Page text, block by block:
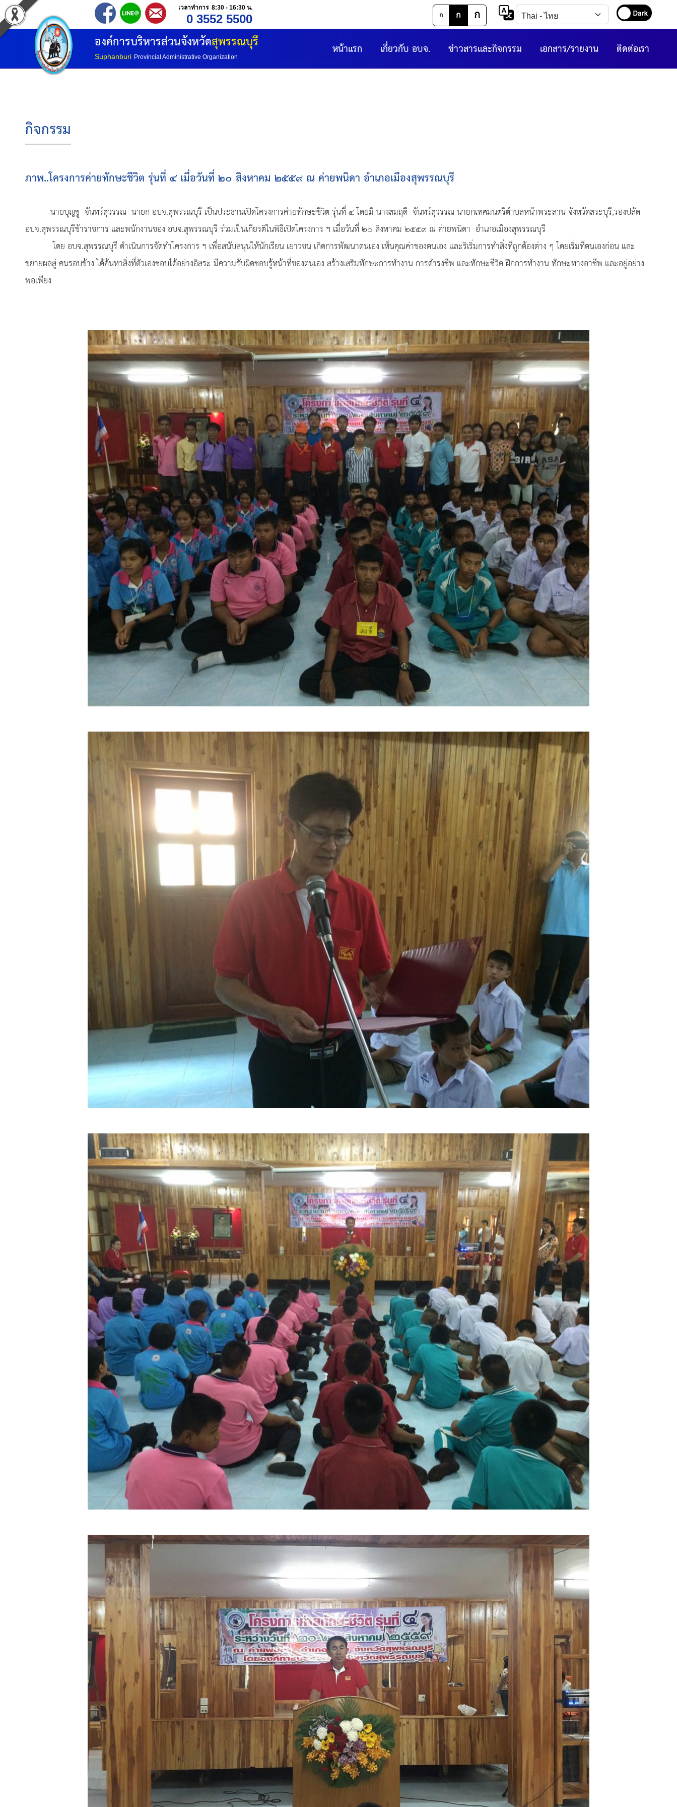
เวลาทำการ 8:30 - 16:30 น.
0 3552 5500 ก ก ก
องค์การบริหารส่วนจังหวัดสุพรรณบุรี
Suphanburi Provincial Administrative Organization ติดต่อเรา
เอกสาร/รายงาน
ข่าวสารและกิจกรรม
เกี่ยวกับ อบจ.
หน้าแรก
กิจกรรม
ภาพ..โครงการค่ายทักษะชีวิต รุ่นที่ ๔ เมื่อวันที่ ๒๐ สิงหาคม ๒๕๕๙ ณ ค่ายพนิดา อำเภอเมืองสุพรรณบุรี
นายบุญชู จันทร์สุวรรณ นายก อบจ.สุพรรณบุรี เป็นประธานเปิดโครงการค่ายทักษะชีวิต รุ่นที่ ๔ โดยมี นางสมฤดี จันทร์สุวรรณ นายกเทศมนตรีตำบลหน้าพระลาน จังหวัดสระบุรี,รองปลัด
อบจ.สุพรรณบุรีข้าราชการ และพนักงานของ อบจ.สุพรรณบุรี ร่วมเป็นเกียรติในพิธีเปิดโครงการ ฯ เมื่อวันที่ ๒๐ สิงหาคม ๒๕๕๙ ณ ค่ายพนิดา อำเภอเมืองสุพรรณบุรี
โดย อบจ.สุพรรณบุรี ดำเนินการจัดทำโครงการ ฯ เพื่อสนับสนุนให้นักเรียน เยาวชน เกิดการพัฒนาตนเอง เห็นคุณค่าของตนเอง และริเริ่มการทำสิ่งที่ถูกต้องต่าง ๆ โดยเริ่มที่ตนเองก่อน และ
ขยายผลสู่ คนรอบข้าง ได้ค้นหาสิ่งที่ตัวเองชอบได้อย่างอิสระ มีความรับผิดชอบรู้หน้าที่ของตนเอง สร้างเสริมทักษะการทำงาน การดำรงชีพ และทักษะชีวิต ฝึกการทำงาน ทักษะทางอาชีพ และอยู่อย่าง
พอเพียง